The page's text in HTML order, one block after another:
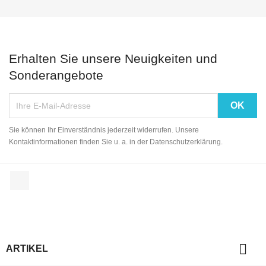
Erhalten Sie unsere Neuigkeiten und
Sonderangebote
Sie können Ihr Einverständnis jederzeit widerrufen. Unsere
Kontaktinformationen finden Sie u. a. in der Datenschutzerklärung.
ARTIKEL 